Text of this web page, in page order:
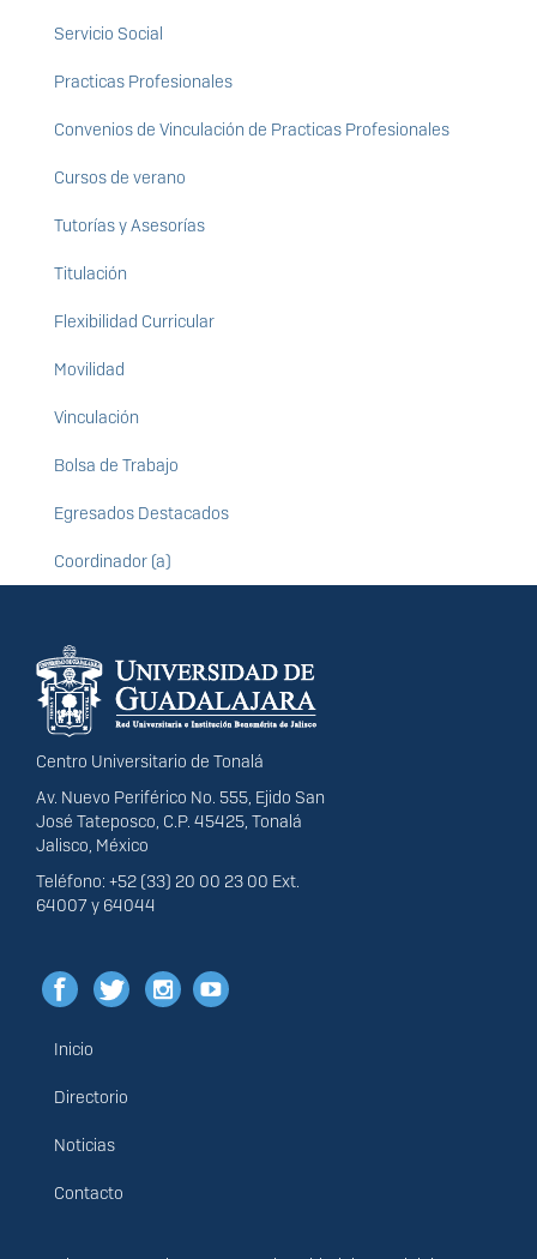
Servicio Social
Practicas Profesionales
Convenios de Vinculación de Practicas Profesionales
Cursos de verano
Tutorías y Asesorías
Titulación
Flexibilidad Curricular
Movilidad
Vinculación
Bolsa de Trabajo
Egresados Destacados
Coordinador (a)
Información del
portal
Centro Universitario de Tonalá
Av. Nuevo Periférico No. 555, Ejido San
José Tateposco, C.P. 45425, Tonalá
Jalisco, México
Teléfono: +52 (33) 20 00 23 00 Ext.
64007 y 64044
Menú
principal
Inicio
Directorio
Noticias
Contacto